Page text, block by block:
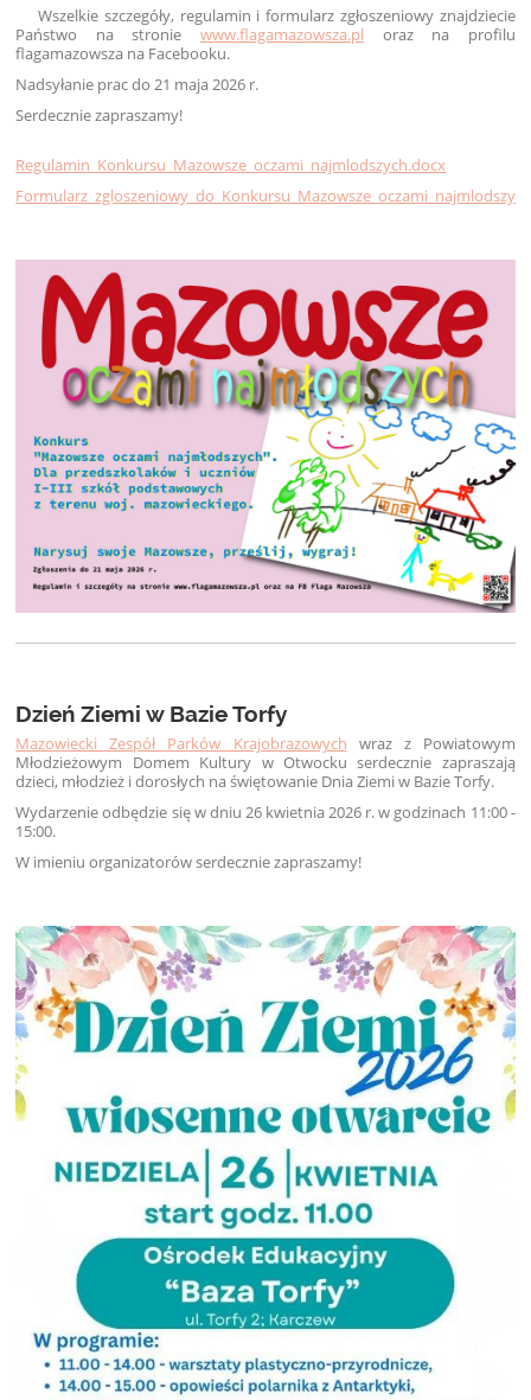
Wszelkie szczegóły, regulamin i formularz zgłoszeniowy znajdziecie
Państwo na stroniewww.flagamazowsza.pl oraz na profilu
flagamazowsza na Facebooku.
Nadsyłanie prac do 21 maja 2026 r.
Serdecznie zapraszamy!
Regulamin_Konkursu_Mazowsze_oczami_najmlodszych.docx
Dzień Ziemi w Bazie Torfy
Mazowiecki Zespół Parków Krajobrazowych wraz z Powiatowym
Młodzieżowym Domem Kultury w Otwocku serdecznie zapraszają
dzieci, młodzież i dorosłych na świętowanie Dnia Ziemi w Bazie Torfy.
Wydarzenie odbędzie się w dniu 26 kwietnia 2026 r. w godzinach 11:00 -
15:00.
W imieniu organizatorów serdecznie zapraszamy!